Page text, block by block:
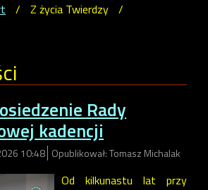
/ Z życia Twierdzy /
Rady
kadencji
10:48 Opublikował: Tomasz Michalak
Od kilkunastu lat przy